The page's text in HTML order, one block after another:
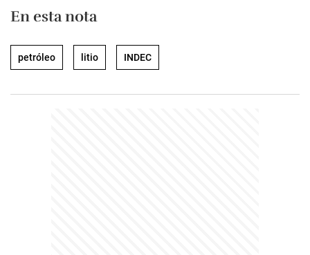
En esta nota
petróleo litio INDEC